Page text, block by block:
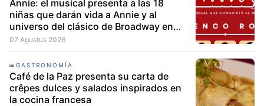
Annie: el musical presenta a las 18
niñas que darán vida a Annie y al
universo del clásico de Broadway en
Lima
07 Agustus 2026
GASTRONOMÍA
Café de la Paz presenta su carta de
crêpes dulces y salados inspirados en
la cocina francesa